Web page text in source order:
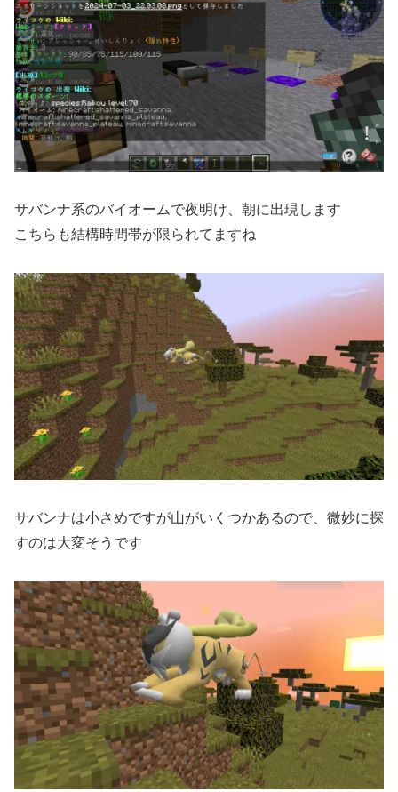
サバンナ系のバイオームで夜明け、朝に出現します
こちらも結構時間帯が限られてますね
サバンナは小さめですが山がいくつかあるので、微妙に探
すのは大変そうです